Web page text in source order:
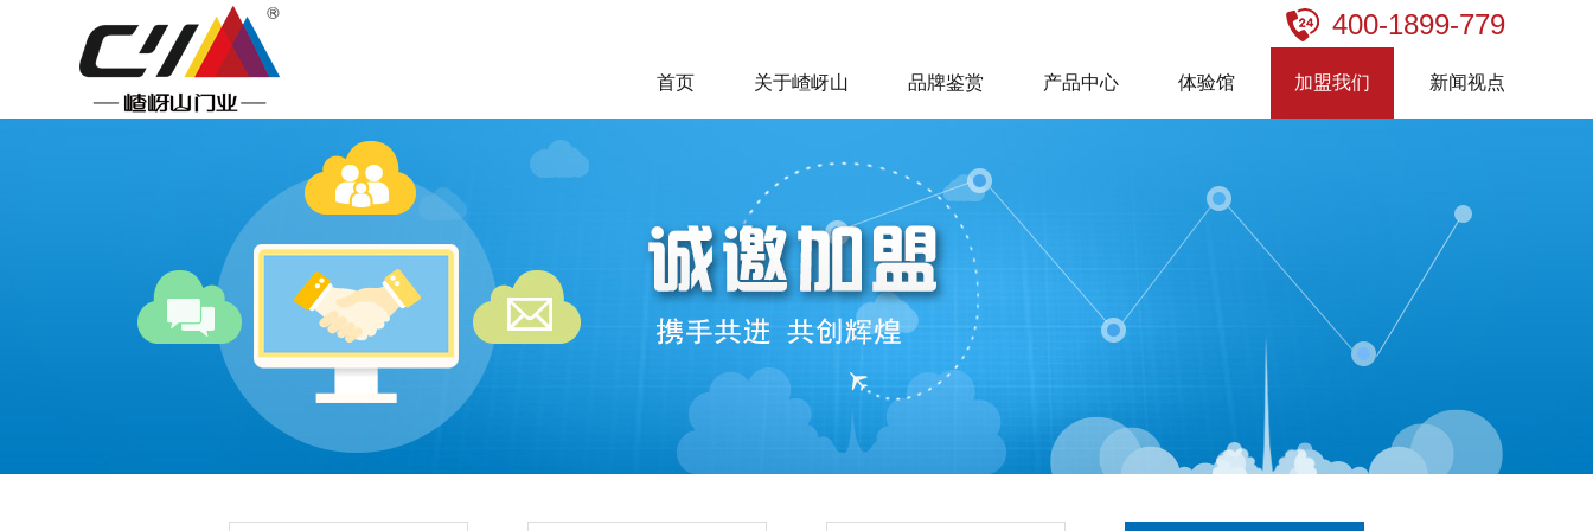
400-1899-779
首页 关于嵖岈山 品牌鉴赏 产品中心 体验馆 加盟我们 新闻视点